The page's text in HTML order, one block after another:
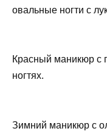
овальные ногти с
Красный маникюр с
ногтях.
Зимний маникюр с